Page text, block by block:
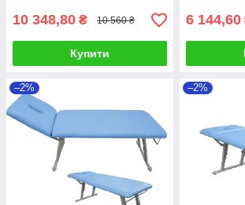
10 348,80 ₴ 10 560 ₴
Купити
6 144,60
–2% –2%